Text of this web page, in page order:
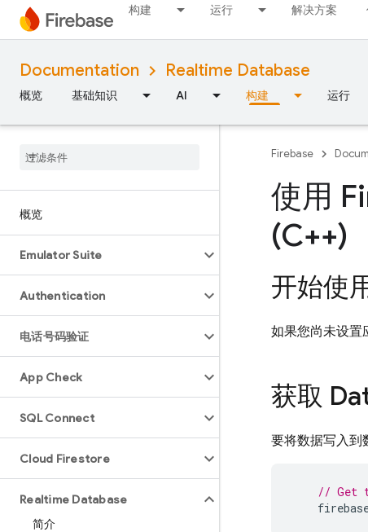
构建 运行 解决方案
Documentation Realtime Database
概览 基础知识 AI 构建 运行
概览
Emulator Suite
Authentication
电话号码验证
App Check
SQL Connect
Cloud Firestore
Realtime Database
简介
Firebase
使用
(C++)
开始使
如果您尚未设置
获取
要将数据写入到
// Get